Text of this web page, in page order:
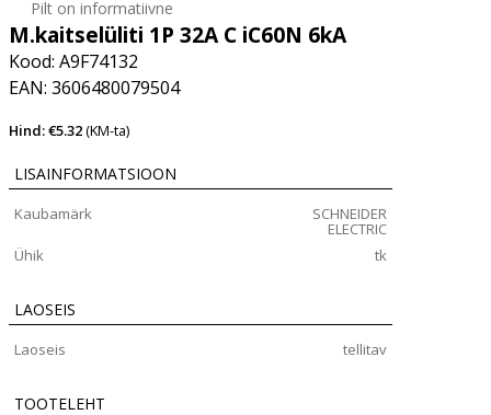
Pilt on informatiivne
M.kaitselüliti 1P 32A C iC60N 6kA
Kood: A9F74132
EAN: 3606480079504
Hind: €5.32(KM-ta)
LISAINFORMATSIOON
Kaubamärk SCHNEIDER
ELECTRIC
Ühik
tk
LAOSEIS
Laoseis tellitav
TOOTELEHT